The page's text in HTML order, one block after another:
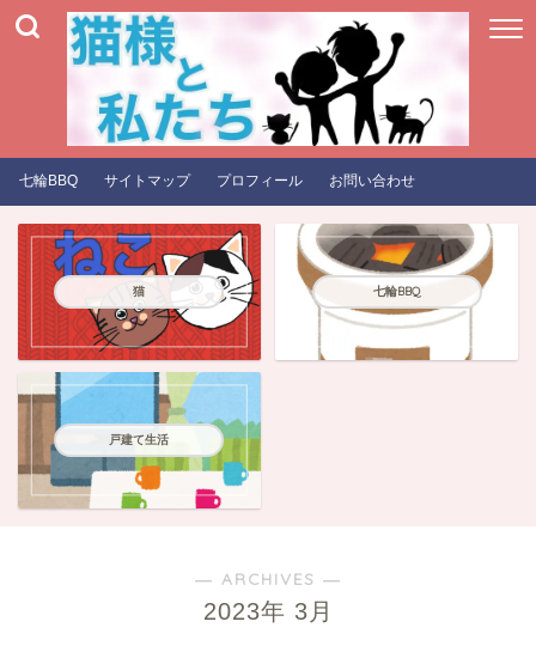
七輪BBQ サイトマップ プロフィール お問い合わせ
猫 七輪BBQ
戸建て生活
― ARCHIVES ―
2023年 3月